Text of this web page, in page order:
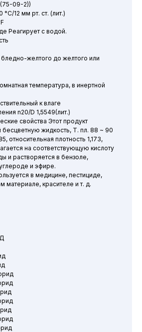
09-2))
12 мм рт. ст. (лит.)
Реагирует с водой.
желтого до желтого или
температура, в инертной
к влаге
n20/D 1,5549(лит.)
свойства Этот продукт
бесцветную жидкость, Т. пл. 88 ~ 90
относительная плотность 1,173,
на соответствующую кислоту
и растворяется в бензоле,
и эфире.
в медицине, пестициде,
материале, красителе и т. д.